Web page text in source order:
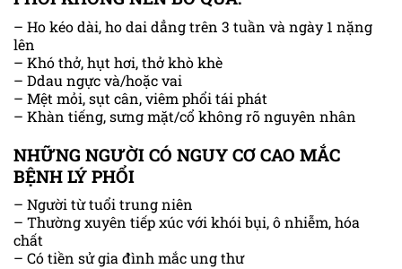
– Ho kéo dài, ho dai dẳng trên 3 tuần và ngày 1 nặng
lên
– Khó thở, hụt hơi, thở khò khè
– Ddau ngực và/hoặc vai
– Mệt mỏi, sụt cân, viêm phổi tái phát
– Khàn tiếng, sưng mặt/cổ không rõ nguyên nhân
NHỮNG NGƯỜI CÓ NGUY CƠ CAO MẮC
BỆNH LÝ PHỔI
– Người từ tuổi trung niên
– Thường xuyên tiếp xúc với khói bụi, ô nhiễm, hóa
chất
– Có tiền sử gia đình mắc ung thư